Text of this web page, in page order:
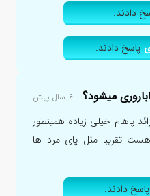
دادند.
پاسخ دادند.
میشود؟ ۶ سال پیش
پاهام خیلی زیاده همینطور
تقریبا مثل پای مرد ها
دادند.